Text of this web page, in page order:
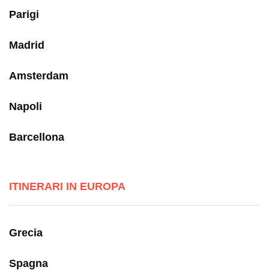
Parigi
Madrid
Amsterdam
Napoli
Barcellona
ITINERARI IN EUROPA
Grecia
Spagna